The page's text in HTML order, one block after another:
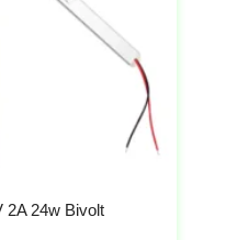
2A 24w Bivolt